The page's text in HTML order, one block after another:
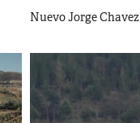
Nuevo Jorge Chavez